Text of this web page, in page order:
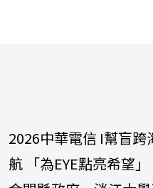
2026中華電信 I幫盲跨
航 「為EYE點亮希望